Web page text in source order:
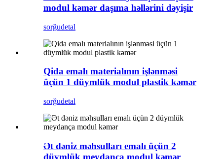
modul kəmər daşıma həllərini dəyişir
sorğudetal
Qida emalı materialının işlənməsi
üçün 1 düymlük modul plastik kəmər
sorğudetal
Ət dəniz məhsulları emalı üçün 2
düymlük meydança modul kəmər